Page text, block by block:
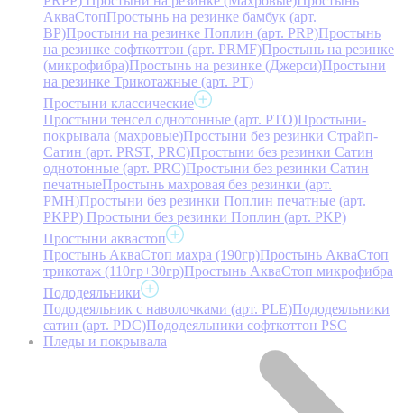
АкваСтопПростынь на резинке бамбук (арт.
BP)Простыни на резинке Поплин (арт. PRP)Простынь
на резинке софткоттон (арт. PRMF)Простынь на резинке
(микрофибра)Простынь на резинке (Джерси)Простыни
на резинке Трикотажные (арт. РТ)
Простыни классические
Простыни тенсел однотонные (арт. PTO)Простыни-
покрывала (махровые)Простыни без резинки Страйп-
Сатин (арт. PRST, PRC)Простыни без резинки Сатин
однотонные (арт. PRC)Простыни без резинки Сатин
печатныеПростынь махровая без резинки (арт.
PMH)Простыни без резинки Поплин печатные (арт.
PKPP) Простыни без резинки Поплин (арт. PKP)
Простыни аквастоп
Простынь АкваСтоп махра (190гр)Простынь АкваСтоп
трикотаж (110гр+30гр)Простынь АкваСтоп микрофибра
Пододеяльники
Пододеяльник с наволочками (арт. PLE)Пододеяльники
сатин (арт. PDC)Пододеяльники софткоттон PSC
Пледы и покрывала